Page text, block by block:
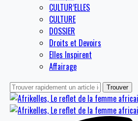
CULTUR’ELLES
CULTURE
DOSSIER
Droits et Devoirs
Elles Inspirent
Affairage